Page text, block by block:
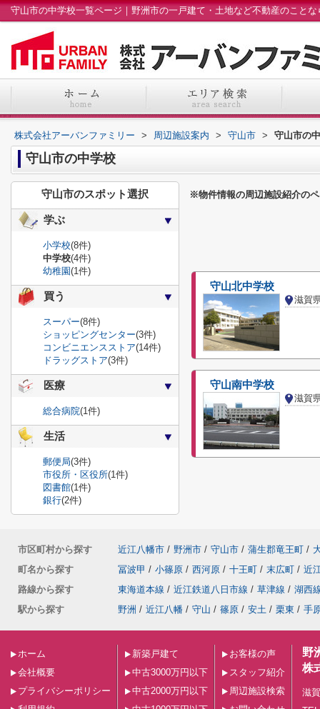
株式会社アーバンファミリー > 周辺施設案内 > 守山市 > 守山市の
守山市の中学校
※物件情報の周辺施設紹介の
守山北中学校
滋賀
守山南中学校
滋賀
守山市のスポット選択
学ぶ
小学校(8件)
中学校(4件)
幼稚園(1件)
買う
スーパー(8件)
ショッピングセンター(3件)
コンビニエンスストア(14件)
ドラッグストア(3件)
医療
総合病院(1件)
生活
郵便局(3件)
市役所・区役所(1件)
図書館(1件)
銀行(2件)
市区町村から探す 近江八幡市 / 野洲市 / 守山市 / 蒲生郡竜王町 /
町名から探す
冨波甲 / 小篠原 / 西河原 / 十王町 / 末広町 / 近
路線から探す
東海道本線 / 近江鉄道八日市線 / 草津線 / 湖西
駅から探す
野洲 / 近江八幡 / 守山 / 篠原 / 安土 / 栗東 / 手
ホーム
会社概要
プライバシーポリシー
新築戸建て
中古3000万円以下
中古2000万円以下
お客様の声
スタッフ紹介
周辺施設検索
野
株
滋